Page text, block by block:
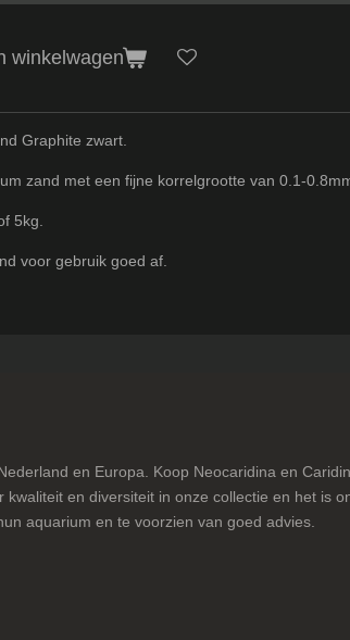
winkelwagen
Graphite zwart.
zand met een fijne korrelgrootte van 0.1-
5kg.
voor gebruik goed af.
en Europa. Koop Neocaridina en
en diversiteit in onze collectie en het is
aquarium en te voorzien van goed advies.